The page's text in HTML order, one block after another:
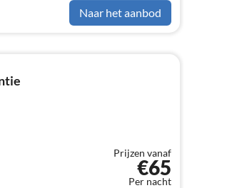
Naar het aanbod
Prijzen vanaf
€65
Per nacht